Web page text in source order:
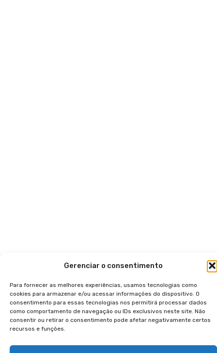
Gerenciar o consentimento
Para fornecer as melhores experiências, usamos tecnologias como
cookies para armazenar e/ou acessar informações do dispositivo. O
consentimento para essas tecnologias nos permitirá processar dados
como comportamento de navegação ou IDs exclusivos neste site. Não
consentir ou retirar o consentimento pode afetar negativamente certos
recursos e funções.